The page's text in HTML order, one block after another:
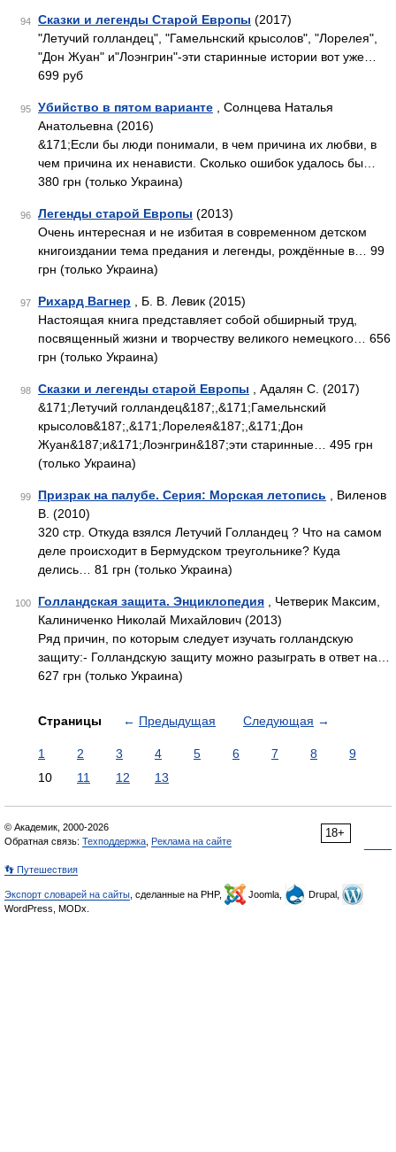
94 Сказки и легенды Старой Европы (2017)
"Летучий голландец", "Гамельнский крысолов", "Лорелея",
"Дон Жуан" и"Лоэнгрин"-эти старинные истории вот уже…
699 руб
95 Убийство в пятом варианте , Солнцева Наталья
Анатольевна (2016)
&171;Если бы люди понимали, в чем причина их любви, в
чем причина их ненависти. Сколько ошибок удалось бы…
380 грн (только Украина)
96 Легенды старой Европы (2013)
Очень интересная и не избитая в современном детском
книгоиздании тема предания и легенды, рождённые в… 99
грн (только Украина)
97 Рихард Вагнер , Б. В. Левик (2015)
Настоящая книга представляет собой обширный труд,
посвященный жизни и творчеству великого немецкого… 656
грн (только Украина)
98 Сказки и легенды старой Европы , Адалян С. (2017)
&171;Летучий голландец&187;,&171;Гамельнский
крысолов&187;,&171;Лорелея&187;,&171;Дон
Жуан&187;и&171;Лоэнгрин&187;эти старинные… 495 грн
(только Украина)
99 Призрак на палубе. Серия: Морская летопись , Виленов
В. (2010)
320 стр. Откуда взялся Летучий Голландец ? Что на самом
деле происходит в Бермудском треугольнике? Куда
делись… 81 грн (только Украина)
100 Голландская защита. Энциклопедия , Четверик Максим,
Калиниченко Николай Михайлович (2013)
Ряд причин, по которым следует изучать голландскую
защиту:- Голландскую защиту можно разыграть в ответ на…
627 грн (только Украина)
Страницы ← Предыдущая Следующая →
1 2 3 4 5 6 7 8
9
10
11 12 13
18+
© Академик, 2000-2026
Обратная связь: Техподдержка Реклама на сайте
👣 Путешествия
Экспорт словарей на сайты , сделанные на PHP, Joomla,
Drupal,
WordPress, MODx.